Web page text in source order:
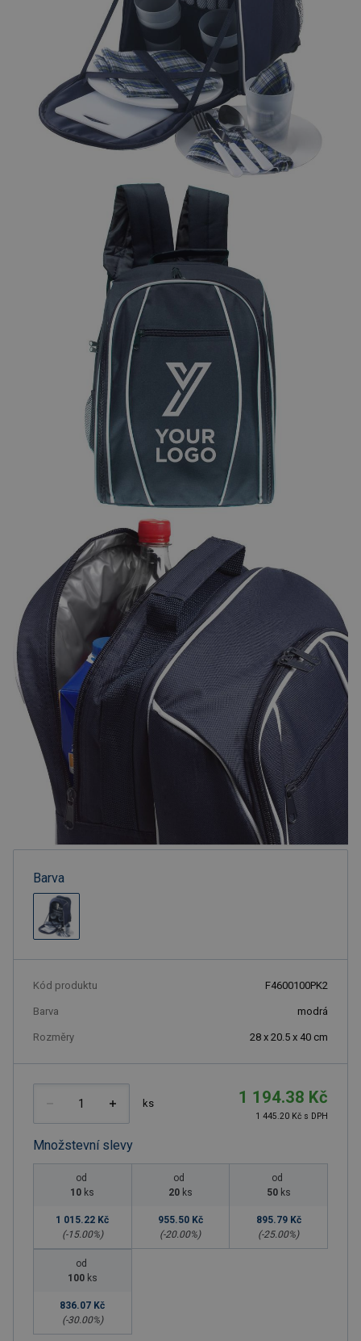
Barva
Kód produktu F4600100PK2
Barva modrá
Rozměry 28 x 20.5 x 40 cm
ks 1 194.38 Kč
1 445.20 Kč s DPH
Množstevní slevy
od
10 ks
1 015.22 Kč
(-15.00%)
od
20 ks
955.50 Kč
(-20.00%)
od
50 ks
895.79 Kč
(-25.00%)
od
100 ks
836.07 Kč
(-30.00%)